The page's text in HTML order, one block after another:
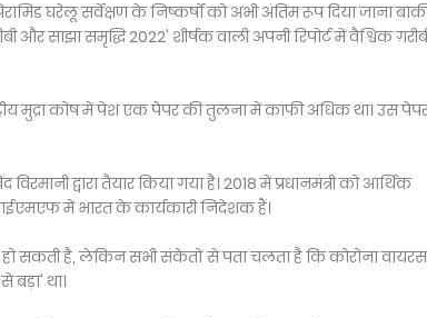
घरेलू सर्वेक्षण के निष्कर्षों को अभी अंतिम रूप दिया जाना
साझा समृद्धि 2022' शीर्षक वाली अपनी रिपोर्ट में वैश्विक
मुद्रा कोष में पेश एक पेपर की तुलना में काफी अधिक था। उस
द्वारा तैयार किया गया है। 2018 में प्रधानमंत्री को आर्थिक
में भारत के कार्यकारी निदेशक हैं।
सकती है, लेकिन सभी संकेतों से पता चलता है कि कोरोना वायरस
बड़ा' था।